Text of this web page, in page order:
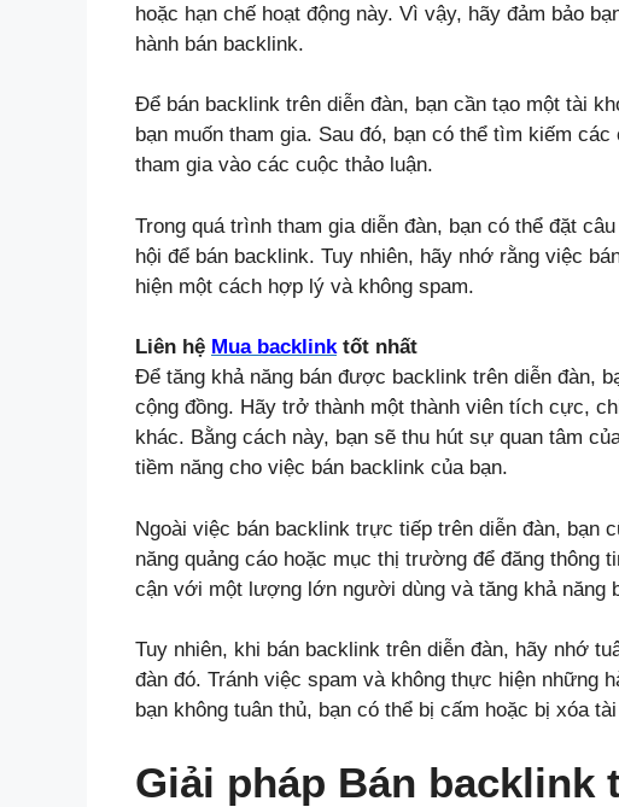
hoặc hạn chế hoạt động này. Vì vậy, hãy đảm bảo
hành bán backlink.
Để bán backlink trên diễn đàn, bạn cần tạo một tài
bạn muốn tham gia. Sau đó, bạn có thể tìm kiếm
tham gia vào các cuộc thảo luận.
Trong quá trình tham gia diễn đàn, bạn có thể đặt
hội để bán backlink. Tuy nhiên, hãy nhớ rằng việc
hiện một cách hợp lý và không spam.
Liên hệ Mua backlinktốt nhất
Để tăng khả năng bán được backlink trên diễn đàn,
cộng đồng. Hãy trở thành một thành viên tích cực,
khác. Bằng cách này, bạn sẽ thu hút sự quan tâm
tiềm năng cho việc bán backlink của bạn.
Ngoài việc bán backlink trực tiếp trên diễn đàn, bạn
năng quảng cáo hoặc mục thị trường để đăng thông
cận với một lượng lớn người dùng và tăng khả năng
Tuy nhiên, khi bán backlink trên diễn đàn, hãy nhớ
đàn đó. Tránh việc spam và không thực hiện những
bạn không tuân thủ, bạn có thể bị cấm hoặc bị xóa
Giải pháp Bán backlink